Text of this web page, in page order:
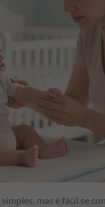
mas é fácil se